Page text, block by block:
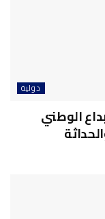
دولية
الوطني